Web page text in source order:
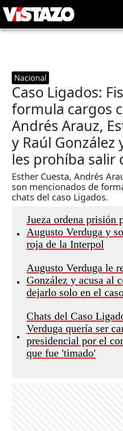
Nacional
Caso Ligados:
formula cargos
Andrés Arauz,
y Raúl González
les prohíba salir
Esther Cuesta, Andrés
son mencionados de
chats del caso Ligados.
•
Jueza ordena prisión
Augusto Verduga y
roja de la Interpol
•
Augusto Verduga le
González y acusa al
dejarlo solo en el
•
Chats del Caso
Verduga quería ser
presidencial por el
que fue 'timado'